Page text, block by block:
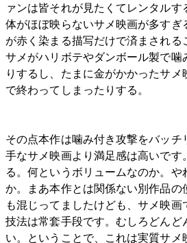
ァンは皆それが見たくてレンタルす
体がほぼ映らないサメ映画が多すぎ
が赤く染まる描写だけで済まされる
サメがハリボテやダンボール製で噛
りするし、たまに金がかかったサ
で終わってしまったりする。
その点本作は噛み付き攻撃をバッ
手なサメ映画より満足感は高いです
る。何というボリュームなのか。や
か。まあ本作とは関係ない別作品の
も混じってましたけども、サメ映
技法は常套手段です。むしろどんど
い。ということで、これは実質サメ